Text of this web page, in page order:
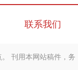
联系我们
刊用本网站稿件，务